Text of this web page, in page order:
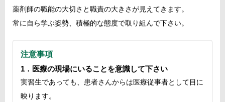
薬剤師の職能の大切さと職責の大きさが見えてきます。
常に自ら学ぶ姿勢、積極的な態度で取り組んで下さい。
注意事項
1．医療の現場にいることを意識して下さい
実習生であっても、患者さんからは医療従事者として目に
映ります。